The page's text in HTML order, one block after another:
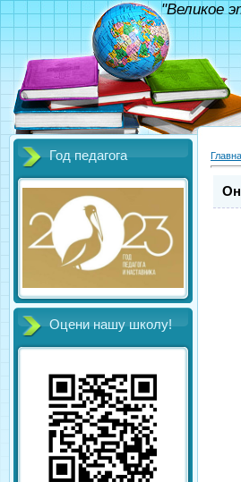
"Великое
Год педагога
Оцени нашу школу!